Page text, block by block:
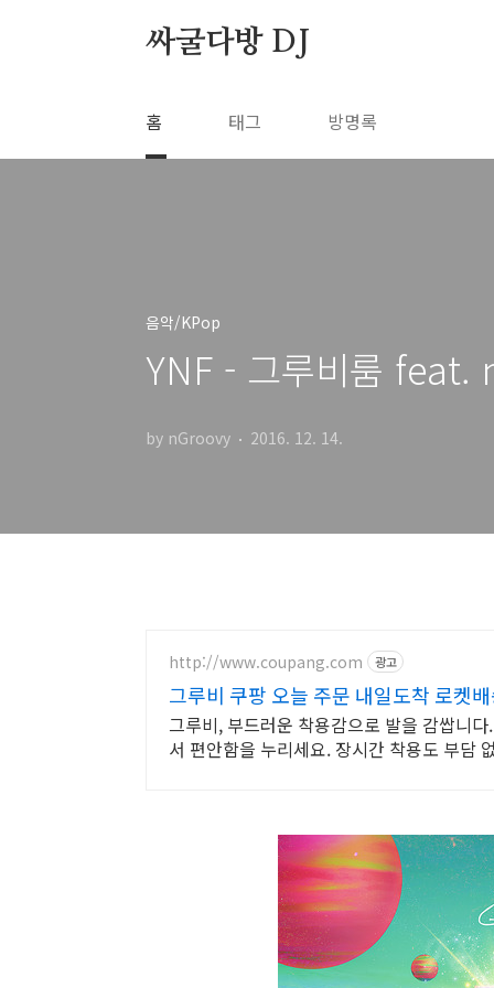
싸굴다방 DJ
홈 태그 방명록
음악/KPop
YNF - 그루비룸
by nGroovy 2016. 12. 14.
http://www.coupang.com 광고
그루비 쿠팡 오늘 주문 내일도착 로켓
그루비, 부드러운 착용감으로 발을 감쌉니
서 편안함을 누리세요. 장시간 착용도 부담